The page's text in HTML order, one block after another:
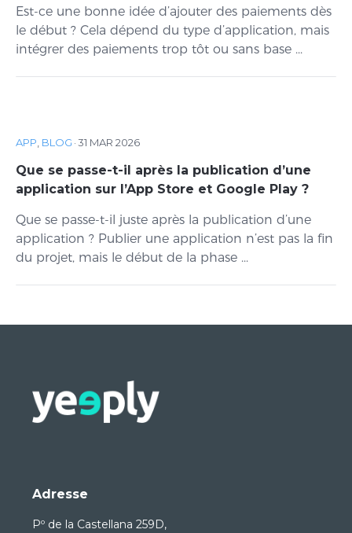
Est-ce une bonne idée d’ajouter des paiements dès
le début ? Cela dépend du type d’application, mais
intégrer des paiements trop tôt ou sans base ...
APP, BLOG ·31 MAR 2026
Que se passe-t-il après la publication d’une
application sur l’App Store et Google Play ?
Que se passe-t-il juste après la publication d’une
application ? Publier une application n’est pas la fin
du projet, mais le début de la phase ...
Adresse
Pº de la Castellana 259D,